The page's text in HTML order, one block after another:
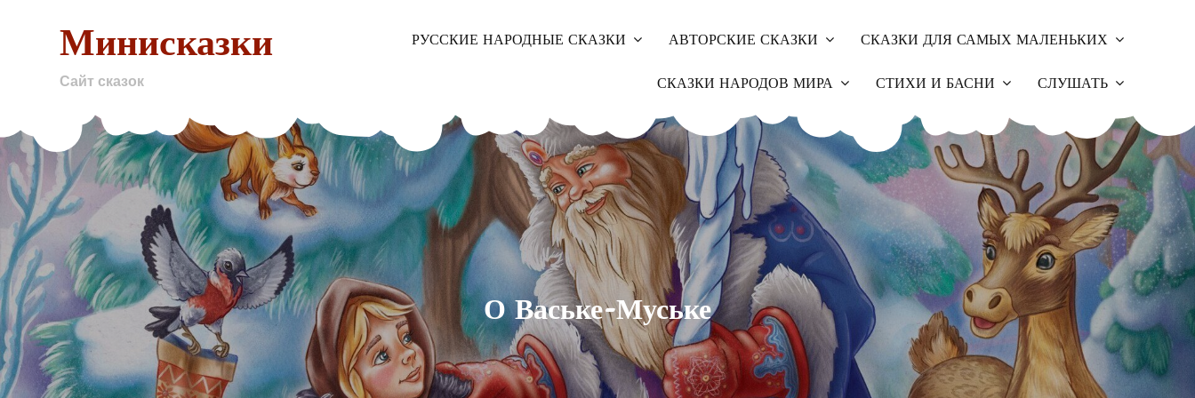
Минисказки
Сайт сказок
РУССКИЕ НАРОДНЫЕ СКАЗКИ АВТОРСКИЕ СКАЗКИ СКАЗКИ ДЛЯ САМЫХ МАЛЕНЬКИХ
СКАЗКИ НАРОДОВ МИРА СТИХИ И БАСНИ СЛУШАТЬ
О Ваське-Муське